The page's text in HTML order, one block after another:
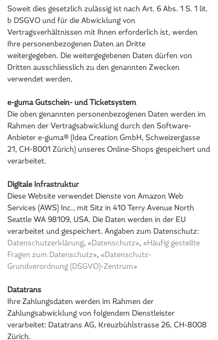
Soweit dies gesetzlich zulässig ist nach Art. 6 Abs. 1 S. 1 lit.
b DSGVO und für die Abwicklung von
Vertragsverhältnissen mit Ihnen erforderlich ist, werden
Ihre personenbezogenen Daten an Dritte
weitergegeben. Die weitergegebenen Daten dürfen von
Dritten ausschliesslich zu den genannten Zwecken
verwendet werden.
e-guma Gutschein- und Ticketsystem
Die oben genannten personenbezogenen Daten werden im
Rahmen der Vertragsabwicklung durch den Software-
Anbieter e-guma® (Idea Creation GmbH, Schweizergasse
21, CH-8001 Zürich) unseres Online-Shops gespeichert und
verarbeitet.
Digitale Infrastruktur
Diese Website verwendet Dienste von Amazon Web
Services (AWS) Inc., mit Sitz in 410 Terry Avenue North
Seattle WA 98109, USA. Die Daten werden in der EU
verarbeitet und gespeichert. Angaben zum Datenschutz:
Datenschutzerklärung, «Datenschutz», «Häufig gestellte
Fragen zum Datenschutz», «Datenschutz-
Grundverordnung (DSGVO)-Zentrum»
Datatrans
Ihre Zahlungsdaten werden im Rahmen der
Zahlungsabwicklung von folgendem Dienstleister
verarbeitet: Datatrans AG, Kreuzbühlstrasse 26, CH-8008
Zürich.